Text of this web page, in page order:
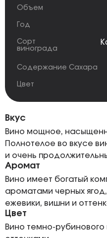
Объем
Год
Сорт
винограда
Содержание Сахара
Цвет
Вкус
Вино мощное,
Полнотелое во вкусе
и очень
Аромат
Вино имеет богатый
ароматами черных ягод,
ежевики, вишни и
Цвет
Вино темно-рубинового